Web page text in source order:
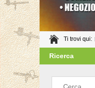
Ti trovi qui:
Ricerca